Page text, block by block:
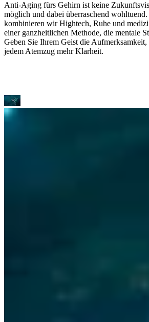
Anti-Aging fürs Gehirn ist keine
möglich und dabei überraschend
kombinieren wir Hightech, Ruhe und
einer ganzheitlichen Methode, die mentale
Geben Sie Ihrem Geist die
jedem Atemzug mehr Klarheit.